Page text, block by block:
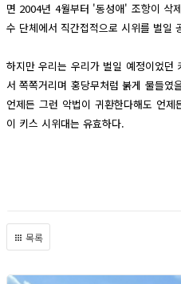
면 2004년 4월부터 '동성애' 조항이 삭
수 단체에서 직간접적으로 시위를 벌일
하지만 우리는 우리가 벌일 예정이었던
서 쪽쪽거리며 홍당무처럼 붉게 물들였
언제든 그런 악법이 귀환한다해도 언
이 키스 시위대는 유효하다.
목록